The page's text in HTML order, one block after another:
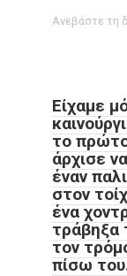
Ανεβάστε τη
Είχαμε
το
άρχισε
έναν
στον
ένα
τράβηξα
τον
πίσω